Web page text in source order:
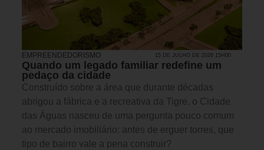
EMPREENDEDORISMO 15 DE JULHO DE 2026 15H00
Quando um legado familiar redefine um
pedaço da cidade
Construído sobre a área que durante décadas
abrigou a fábrica e a recreativa da Tigre, o Cidade
das Águas nasceu de uma pergunta pouco comum
ao mercado imobiliário: antes de erguer torres, que
tipo de bairro vale a pena construir?